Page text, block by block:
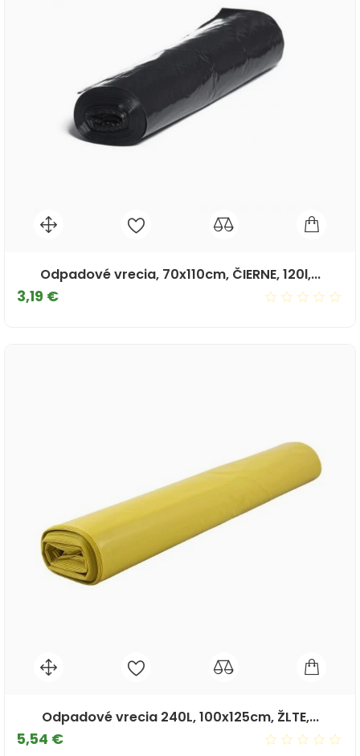
Odpadové vrecia, 70x110cm, ČIERNE, 120l,...
3,19 €Cena
Odpadové vrecia 240L, 100x125cm, ŽLTE,...
5,54 €Cena